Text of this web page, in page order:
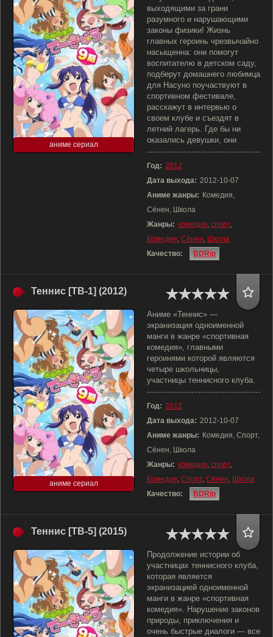
аниме сериал
выходящими за грани
разумного и нарушающими
законы физики! Жизнь
главных героинь чрезвычайно
насыщенна: они помогут
воспитателю в детском саду,
подберут домашнего любимца
для Насуно поучаствуют в
спортивном фестивале,
расскажут в интервью о
своем клубе и съездят в
летний лагерь. Где бы ни
оказались девушки, они
Год: 2012
Дата выхода: 2012-10-07
Аниме жанры: Комедия,
Сёнен, Школа
Жанры: комедия, спорт,
Комедия, Сёнен, Школа
Качество:
BDRip
Теннис [ТВ-1] (2012)
аниме сериал
Аниме «Теннис» —
экранизация одноименной
манги в жанре «спортивная
комедия», главными
героинями которой являются
четыре школьницы,
участницы теннисного клуба.
Год: 2012
Дата выхода: 2012-10-07
Аниме жанры: Комедия, Спорт,
Сёнен, Школа
Жанры: комедия, спорт,
Комедия, Спорт, Сёнен, Школа
Качество:
BDRip
Теннис [ТВ-5] (2015)
Продолжение истории об
участницах теннисного клуба,
которая является
экранизацией одноименной
манги в жанре «спортивная
комедия». Нарушение законов
природы, приключения и
очень быстрые диалоги — все